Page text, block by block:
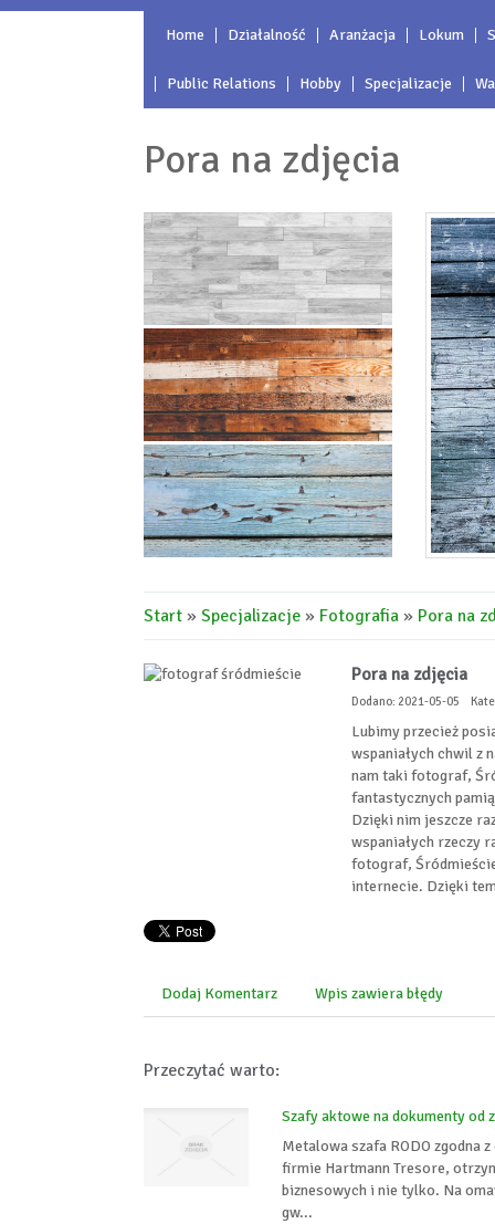
Home Działalność Aranżacja Lokum
Public Relations Hobby Specjalizacje
Pora na zdjęcia
Start » Specjalizacje » Fotografia » Pora na
Pora na zdjęcia
Dodano: 2021-05-05
Lubimy przecież
wspaniałych chwil z
nam taki fotograf,
fantastycznych
Dzięki nim jeszcze
wspaniałych rzeczy
fotograf,
internecie. Dzięki
Dodaj Komentarz Wpis zawiera błędy
Przeczytać warto:
Szafy aktowe na dokumenty od
Metalowa szafa RODO zgodna
firmie Hartmann Tresore,
biznesowych i nie tylko. Na
gw...